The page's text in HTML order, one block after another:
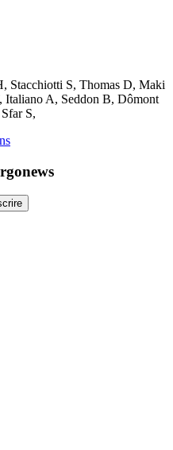
Stacchiotti S, Thomas D, Maki
A, Seddon B, Dômont
S,